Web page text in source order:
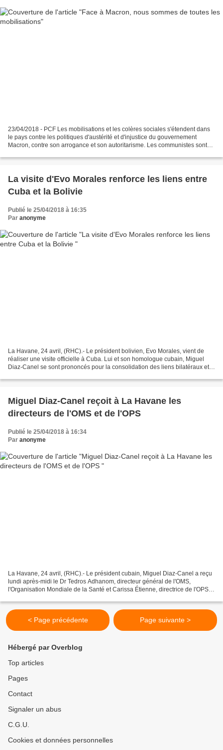
23/04/2018 - PCF Les mobilisations et les colères sociales s'étendent dans
le pays contre les politiques d'austérité et d'injustice du gouvernement
Macron, contre son arrogance et son autoritarisme. Les communistes sont
La visite d'Evo Morales renforce les liens entre
Cuba et la Bolivie
Publié le 25/04/2018 à 16:35
Par anonyme
La Havane, 24 avril, (RHC).- Le président bolivien, Evo Morales, vient de
réaliser une visite officielle à Cuba. Lui et son homologue cubain, Miguel
Diaz-Canel se sont prononcés pour la consolidation des liens bilatéraux et
Miguel Diaz-Canel reçoit à La Havane les
directeurs de l'OMS et de l'OPS
Publié le 25/04/2018 à 16:34
Par anonyme
La Havane, 24 avril, (RHC).- Le président cubain, Miguel Diaz-Canel a reçu
lundi après-midi le Dr Tedros Adhanom, directeur général de l'OMS,
l'Organisation Mondiale de la Santé et Carissa Étienne, directrice de l'OPS,
< Page précédente Page suivante >
Hébergé par Overblog
Top articles
Pages
Contact
Signaler un abus
C.G.U.
Cookies et données personnelles